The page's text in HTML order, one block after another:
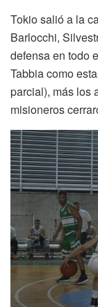
Tokio salió a la
Barlocchi,
defensa en todo
Tabbia como
parcial), más los
misioneros